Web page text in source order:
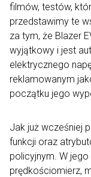
filmów, testów,
przedstawimy te
za tym, że Blazer
wyjątkowy i jest
elektrycznego
reklamowanym
początku jego
Jak już wcześniej
funkcji oraz
policyjnym. W
prędkościomierz,